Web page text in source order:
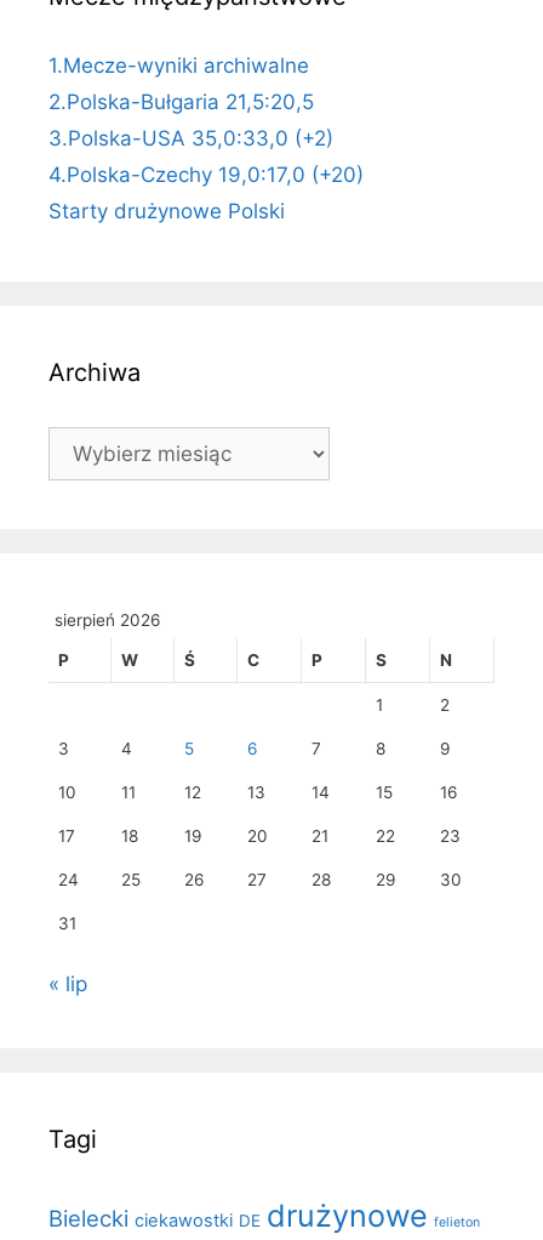
1.Mecze-wyniki archiwalne
2.Polska-Bułgaria 21,5:20,5
3.Polska-USA 35,0:33,0 (+2)
4.Polska-Czechy 19,0:17,0 (+20)
Starty drużynowe Polski
Archiwa
Archiwa
sierpień 2026
P W Ś C P S N
1 2
3 4 5 6 7 8 9
10 11 12 13 14 15 16
17 18 19 20 21 22 23
24 25 26 27 28 29 30
31
« lip
Tagi
Bielecki ciekawostki DE drużynowe felieton